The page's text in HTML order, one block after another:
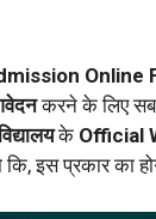
Online
करने के लिए
के Official
कि, इस प्रकार का